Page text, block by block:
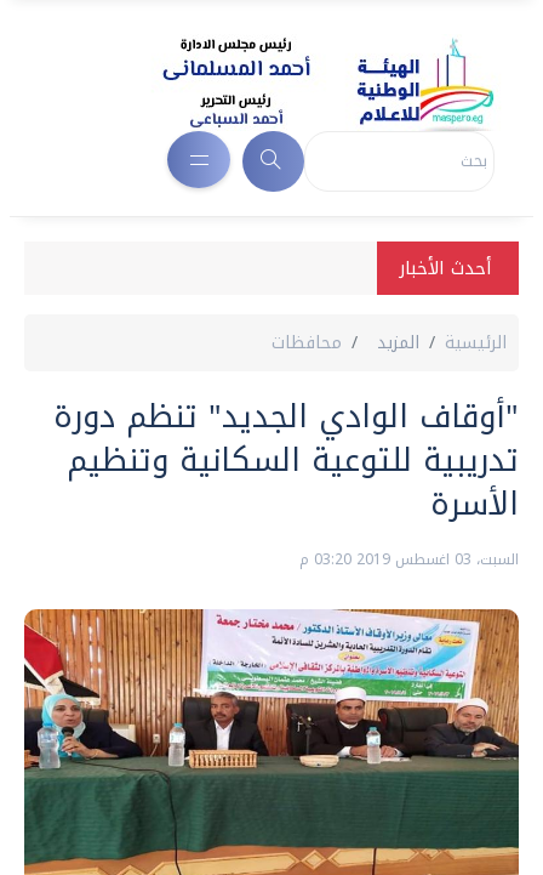
أحدث الأخبار
الرئيسية المزيد محافظات
"أوقاف الوادي الجديد" تنظم دورة
تدريبية للتوعية السكانية وتنظيم
الأسرة
السبت، 03 اغسطس 2019 03:20 م